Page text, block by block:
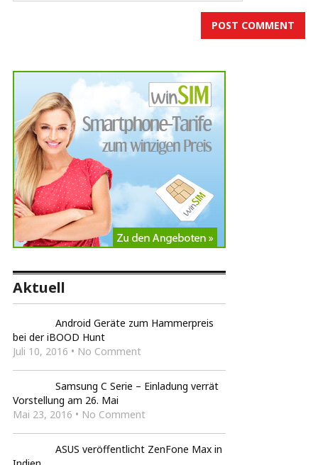
Aktuell
Android Geräte zum Hammerpreis
bei der iBOOD Hunt
Juli 10, 2016 • No Comment
Samsung C Serie – Einladung verrät
Vorstellung am 26. Mai
Mai 23, 2016 • No Comment
ASUS veröffentlicht ZenFone Max in